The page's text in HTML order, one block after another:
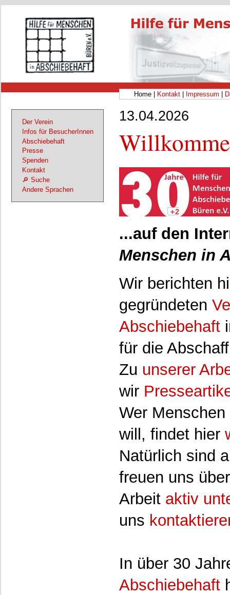
Home | Kontakt| Impressum
13.04.2026
...auf den
Menschen in
Wir berichten
gegründeten
Abschiebehaft
für die
Zu unserer
wir
Wer
will, findet hier
Natürlich sind
freuen uns
Arbeit aktiv
uns
In über 30
Abschiebehaft
Der Verein
Infos für BesucherInnen
Abschiebehaft
Presse
Spenden
Kontakt
🔎 Suche
Andere Sprachen